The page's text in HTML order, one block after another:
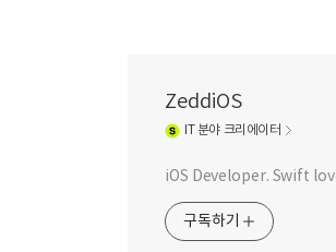
ZeddiOS
IT분야 크리에이터
iOS Developer. Swift
구독하기